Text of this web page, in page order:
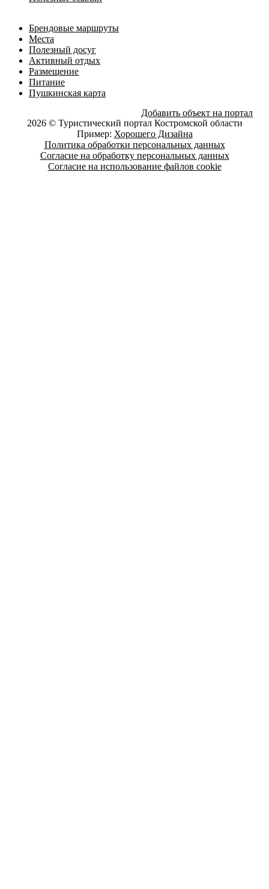
Брендовые маршруты
Места
Полезный досуг
Активный отдых
Размещение
Питание
Пушкинская карта
Добавить объект на портал
2026 © Туристический портал Костромской области
Пример: Хорошего Дизайна
Политика обработки персональных данных
Согласие на обработку персональных данных
Согласие на использование файлов cookie